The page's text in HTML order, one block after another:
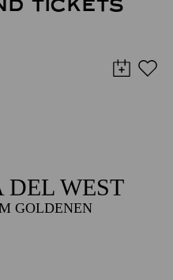
TICKETS
WEST
GOLDENEN